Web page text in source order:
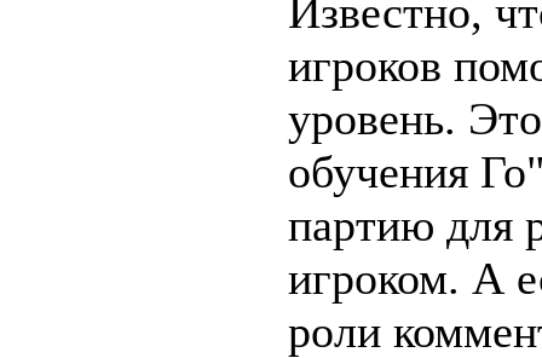
Известно,
игроков
уровень.
обучения
партию для
игроком. А
роли